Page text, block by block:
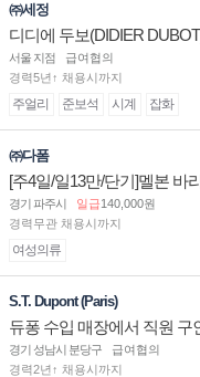
㈜세정
디디에 두보(DIDIER
서울 지점
급여협의
경력5년↑ 채용시까지
주얼리 준보석 시계 잡화
㈜다폼
[주4일/일13만/단기]멜본 바
경기 파주시 일급140,000원
경력무관 채용시까지
여성의류
S.T. Dupont (Paris)
듀퐁 수입 매장에서 직원
경기 성남시 분당구
급여협의
경력2년↑ 채용시까지